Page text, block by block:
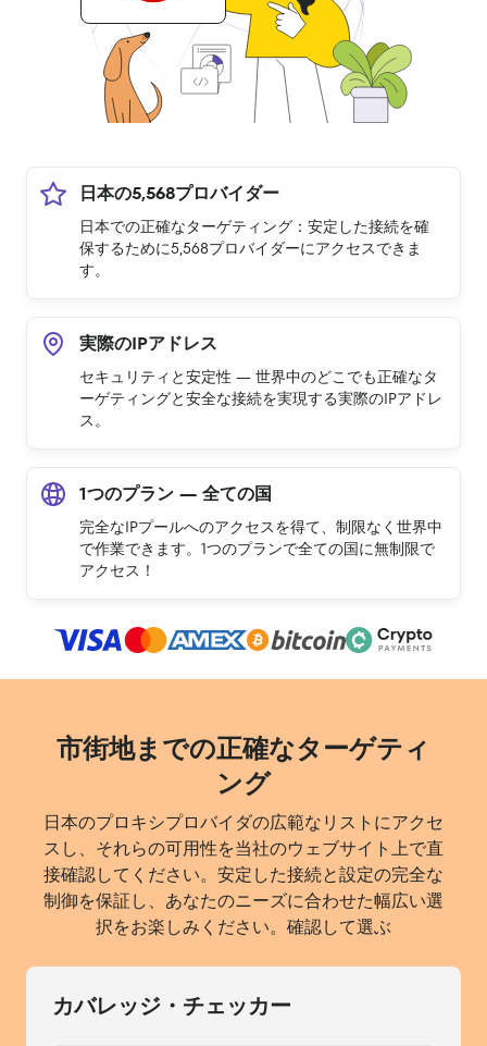
日本の5,568プロバイダー
日本での正確なターゲティング：安定した接続を確
保するために5,568プロバイダーにアクセスできま
す。
実際のIPアドレス
セキュリティと安定性 — 世界中のどこでも正確なタ
ーゲティングと安全な接続を実現する実際のIPアドレ
ス。
1つのプラン — 全ての国
完全なIPプールへのアクセスを得て、制限なく世界中
で作業できます。1つのプランで全ての国に無制限で
アクセス！
市街地までの正確なターゲティ
ング
日本のプロキシプロバイダの広範なリストにアクセ
スし、それらの可用性を当社のウェブサイト上で直
接確認してください。安定した接続と設定の完全な
制御を保証し、あなたのニーズに合わせた幅広い選
択をお楽しみください。確認して選ぶ
カバレッジ・チェッカー